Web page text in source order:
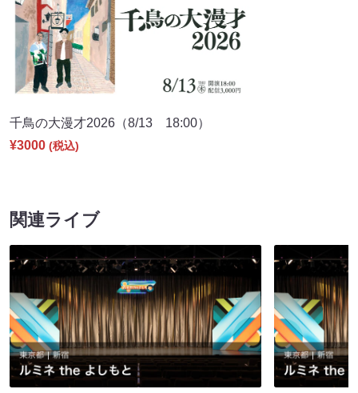
千鳥の大漫才2026（8/13 18:00）
¥3000 (税込)
関連ライブ